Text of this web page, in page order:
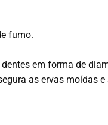
fumo.
em forma de
as ervas moídas